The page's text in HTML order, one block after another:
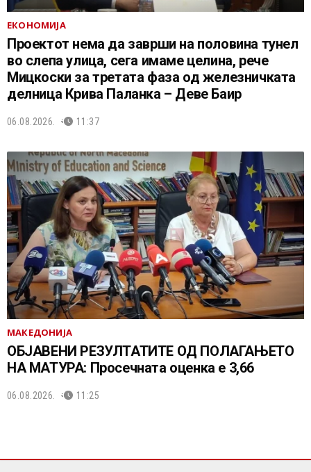
ЕКОНОМИЈА
Проектот нема да заврши на половина тунел
во слепа улица, сега имаме целина, рече
Мицкоски за третата фаза од железничката
делница Крива Паланка – Деве Баир
06.08.2026. 11:37
МАКЕДОНИЈА
ОБЈАВЕНИ РЕЗУЛТАТИТЕ ОД ПОЛАГАЊЕТО
НА МАТУРА: Просечната оценка е 3,66
06.08.2026. 11:25